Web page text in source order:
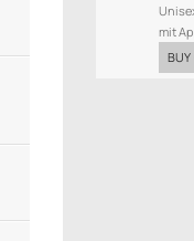
mit
BUY